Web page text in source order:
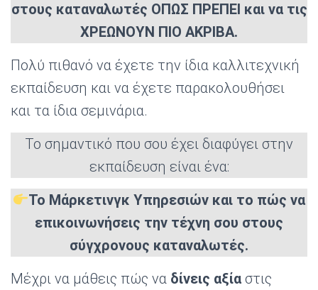
στους καταναλωτές ΟΠΩΣ ΠΡΕΠΕΙ και να τις
ΧΡΕΩΝΟΥΝ ΠΙΟ ΑΚΡΙΒΑ.
Πολύ πιθανό να έχετε την ίδια καλλιτεχνική
εκπαίδευση και να έχετε παρακολουθήσει
και τα ίδια σεμινάρια.
Το σημαντικό που σου έχει διαφύγει στην
εκπαίδευση είναι ένα:
Το Μάρκετινγκ Υπηρεσιών και το πώς να
επικοινωνήσεις την τέχνη σου στους
σύγχρονους καταναλωτές.
Μέχρι να μάθεις πώς να δίνεις αξία στις